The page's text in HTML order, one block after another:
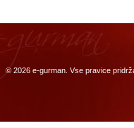
© 2026 e-gurman . Vse pravice